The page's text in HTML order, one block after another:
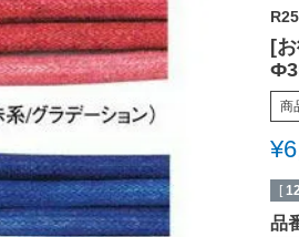
[
商
¥
[
品